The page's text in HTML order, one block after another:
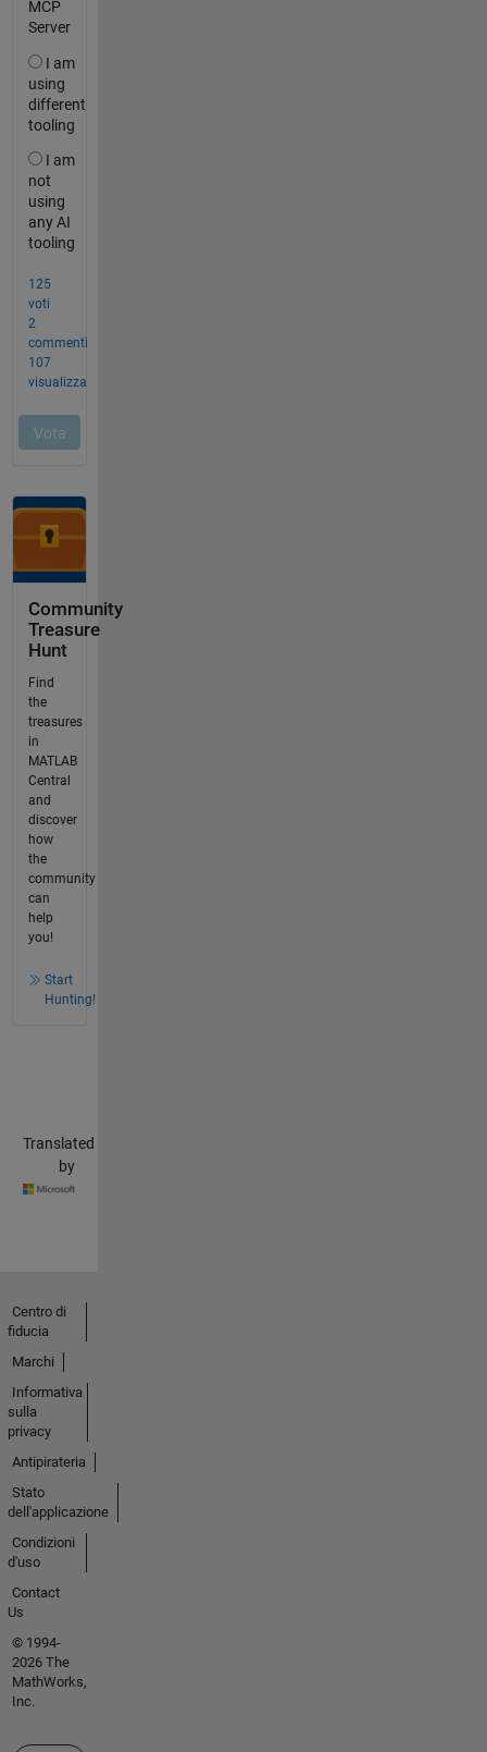
Community
Treasure
Hunt
Find
the
treasures
in
MATLAB
Central
and
discover
how
the
community
can
help
you!
Start
Hunting!
Translated
by
Centro di
fiducia
Marchi
Informativa
sulla
privacy
Antipirateria
Stato
dell'applicazione
Condizioni
d'uso
Contact
Us
© 1994-
2026 The
MathWorks,
Inc.